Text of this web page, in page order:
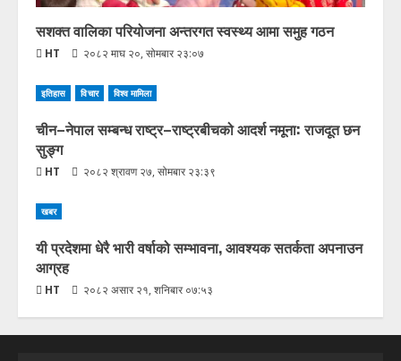
सशक्त वालिका परियोजना अन्तरगत स्वस्थ्य आमा समुह गठन
HT २०८२ माघ २०, सोमबार २३:०७
इतिहास विचार विश्व मामिला
चीन–नेपाल सम्बन्ध राष्ट्र–राष्ट्रबीचको आदर्श नमूना: राजदूत छन
सुङ्ग
HT २०८२ श्रावण २७, सोमबार २३:३९
खबर
यी प्रदेशमा धेरै भारी वर्षाको सम्भावना, आवश्यक सतर्कता अपनाउन
आग्रह
HT २०८२ असार २१, शनिबार ०७:५३